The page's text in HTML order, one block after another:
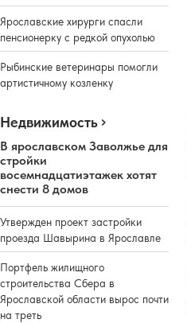
Ярославские хирурги спасли
пенсионерку с редкой опухолью
Рыбинские ветеринары помогли
артистичному козленку
Недвижимость
В ярославском Заволжье для
стройки
восемнадцатиэтажек хотят
снести 8 домов
Утвержден проект застройки
проезда Шавырина в Ярославле
Портфель жилищного
строительства Сбера в
Ярославской области вырос почти
на треть